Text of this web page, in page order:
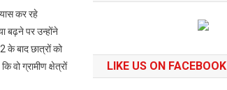
कर रहे
बढ़ने पर उन्होंने
बाद छात्रों को
ग्रामीण क्षेत्रों
LIKE US ON FACEBOOK